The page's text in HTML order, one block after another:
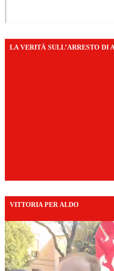
LA VERITÀ SULL’ARRESTO DI
VITTORIA PER ALDO